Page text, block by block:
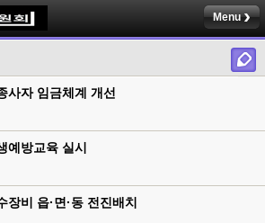
Menu
사자 임금체계 개선
예방교육 실시
비 읍·면·동 전진배치